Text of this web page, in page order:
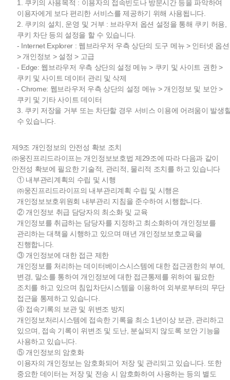
1. 쿠키의 사용목적 : 이용자의 접속빈도나 방문시간 등을 파악하여
이용자에게 보다 편리한 서비스를 제공하기 위해 사용됩니다.
2. 쿠키의 설치, 운영 및 거부 : 브라우저 옵션 설정을 통해 쿠키 허용,
쿠키 차단 등의 설정을 할 수 있습니다.
- Internet Explorer : 웹브라우저 우측 상단의 도구 메뉴 > 인터넷 옵션
> 개인정보 > 설정 > 고급
- Edge: 웹브라우저 우측 상단의 설정 메뉴 > 쿠키 및 사이트 권한 >
쿠키 및 사이트 데이터 관리 및 삭제
- Chrome: 웹브라우저 우측 상단의 설정 메뉴 > 개인정보 및 보안 >
쿠키 및 기타 사이트 데이터
3. 쿠키 저장을 거부 또는 차단할 경우 서비스 이용에 어려움이 발생
수 있습니다.
제9조 개인정보의 안전성 확보 조치
㈜웅진프리드라이프는 개인정보보호법 제29조에 따라 다음과 같이
안전성 확보에 필요한 기술적, 관리적, 물리적 조치를 하고 있습니다
① 내부관리계획의 수립 및 시행
㈜웅진프리드라이프의 내부관리계획 수립 및 시행은
개인정보보호위원회 내부관리 지침을 준수하여 시행합니다.
② 개인정보 취급 담당자의 최소화 및 교육
개인정보를 취급하는 담당자를 지정하고 최소화하여 개인정보를
관리하는 대책을 시행하고 있으며 매년 개인정보보호교육을
진행합니다.
③ 개인정보에 대한 접근 제한
개인정보를 처리하는 데이터베이스시스템에 대한 접근권한의 부여,
변경, 말소를 통하여 개인정보에 대한 접근통제를 위하여 필요한
조치를 하고 있으며 침입차단시스템을 이용하여 외부로부터의 무단
접근을 통제하고 있습니다.
④ 접속기록의 보관 및 위변조 방지
개인정보처리시스템에 접속한 기록을 최소 1년이상 보관, 관리하고
있으며, 접속 기록이 위변조 및 도난, 분실되지 않도록 보안 기능을
사용하고 있습니다.
⑤ 개인정보의 암호화
이용자의 개인정보는 암호화되어 저장 및 관리되고 있습니다. 또한
중요한 데이터는 저장 및 전송 시 암호화하여 사용하는 등의 별도